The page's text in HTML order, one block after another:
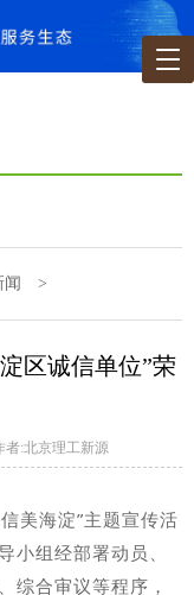
闻 >
区诚信单位”荣
者:北京理工新源
美海淀”主题宣传活
小组经部署动员、
综合审议等程序，